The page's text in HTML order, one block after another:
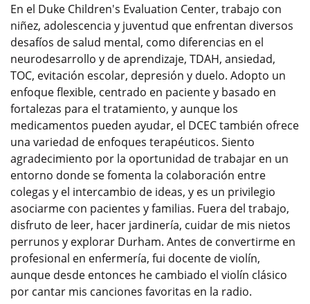
En el Duke Children's Evaluation Center, trabajo con
niñez, adolescencia y juventud que enfrentan diversos
desafíos de salud mental, como diferencias en el
neurodesarrollo y de aprendizaje, TDAH, ansiedad,
TOC, evitación escolar, depresión y duelo. Adopto un
enfoque flexible, centrado en paciente y basado en
fortalezas para el tratamiento, y aunque los
medicamentos pueden ayudar, el DCEC también ofrece
una variedad de enfoques terapéuticos. Siento
agradecimiento por la oportunidad de trabajar en un
entorno donde se fomenta la colaboración entre
colegas y el intercambio de ideas, y es un privilegio
asociarme con pacientes y familias. Fuera del trabajo,
disfruto de leer, hacer jardinería, cuidar de mis nietos
perrunos y explorar Durham. Antes de convertirme en
profesional en enfermería, fui docente de violín,
aunque desde entonces he cambiado el violín clásico
por cantar mis canciones favoritas en la radio.